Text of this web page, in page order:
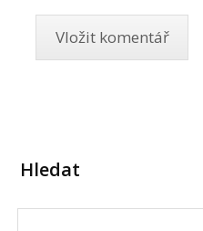
Hledat